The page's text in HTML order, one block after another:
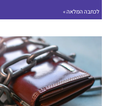
לכתבה המלאה »